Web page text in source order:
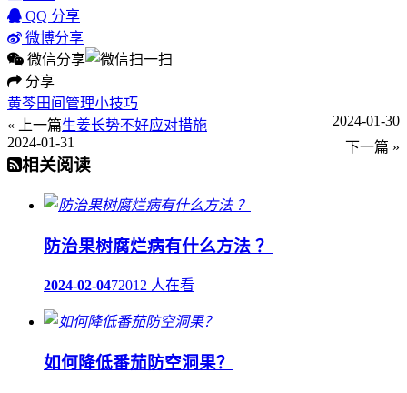
QQ 分享
微博分享
微信分享
分享
黄芩田间管理小技巧
« 上一篇
2024-01-30
生姜长势不好应对措施
下一篇 »
2024-01-31
相关阅读
防治果树腐烂病有什么方法 ？
2024-02-0472012 人在看
如何降低番茄防空洞果？